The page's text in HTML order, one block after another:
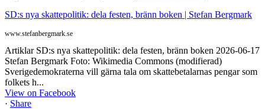
SD:s nya skattepolitik: dela festen, bränn boken | Stefan Bergmark
www.stefanbergmark.se
Artiklar SD:s nya skattepolitik: dela festen, bränn boken 2026-06-17
Stefan Bergmark Foto: Wikimedia Commons (modifierad)
Sverigedemokraterna vill gärna tala om skattebetalarnas pengar som
folkets h...
View on Facebook
· Share